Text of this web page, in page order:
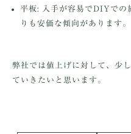
平板: 入手が容易でDIYでの
りも安価な傾向があります。
弊社では値上げに対して、少
ていきたいと思います。